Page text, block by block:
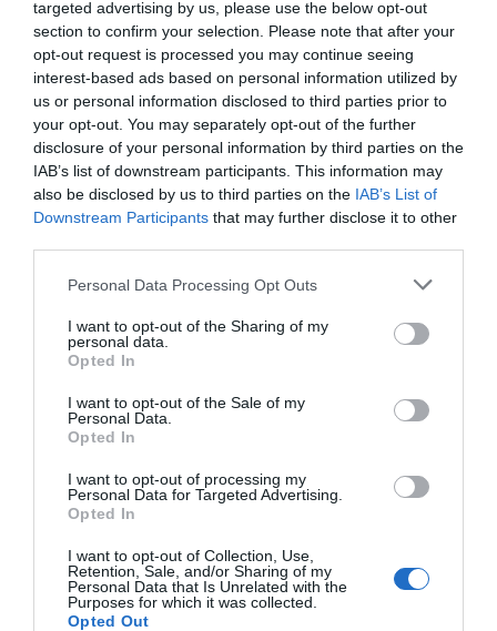
targeted advertising by us, please use the below opt-out
section to confirm your selection. Please note that after your
opt-out request is processed you may continue seeing
interest-based ads based on personal information utilized by
us or personal information disclosed to third parties prior to
your opt-out. You may separately opt-out of the further
disclosure of your personal information by third parties on the
IAB’s list of downstream participants. This information may
also be disclosed by us to third parties on the IAB’s List of
Downstream Participants that may further disclose it to other
Personal Data Processing Opt Outs
I want to opt-out of the Sharing of my
personal data.
Opted In
I want to opt-out of the Sale of my
Personal Data.
Opted In
I want to opt-out of processing my
Personal Data for Targeted Advertising.
Opted In
I want to opt-out of Collection, Use,
Retention, Sale, and/or Sharing of my
Personal Data that Is Unrelated with the
Purposes for which it was collected.
Opted Out